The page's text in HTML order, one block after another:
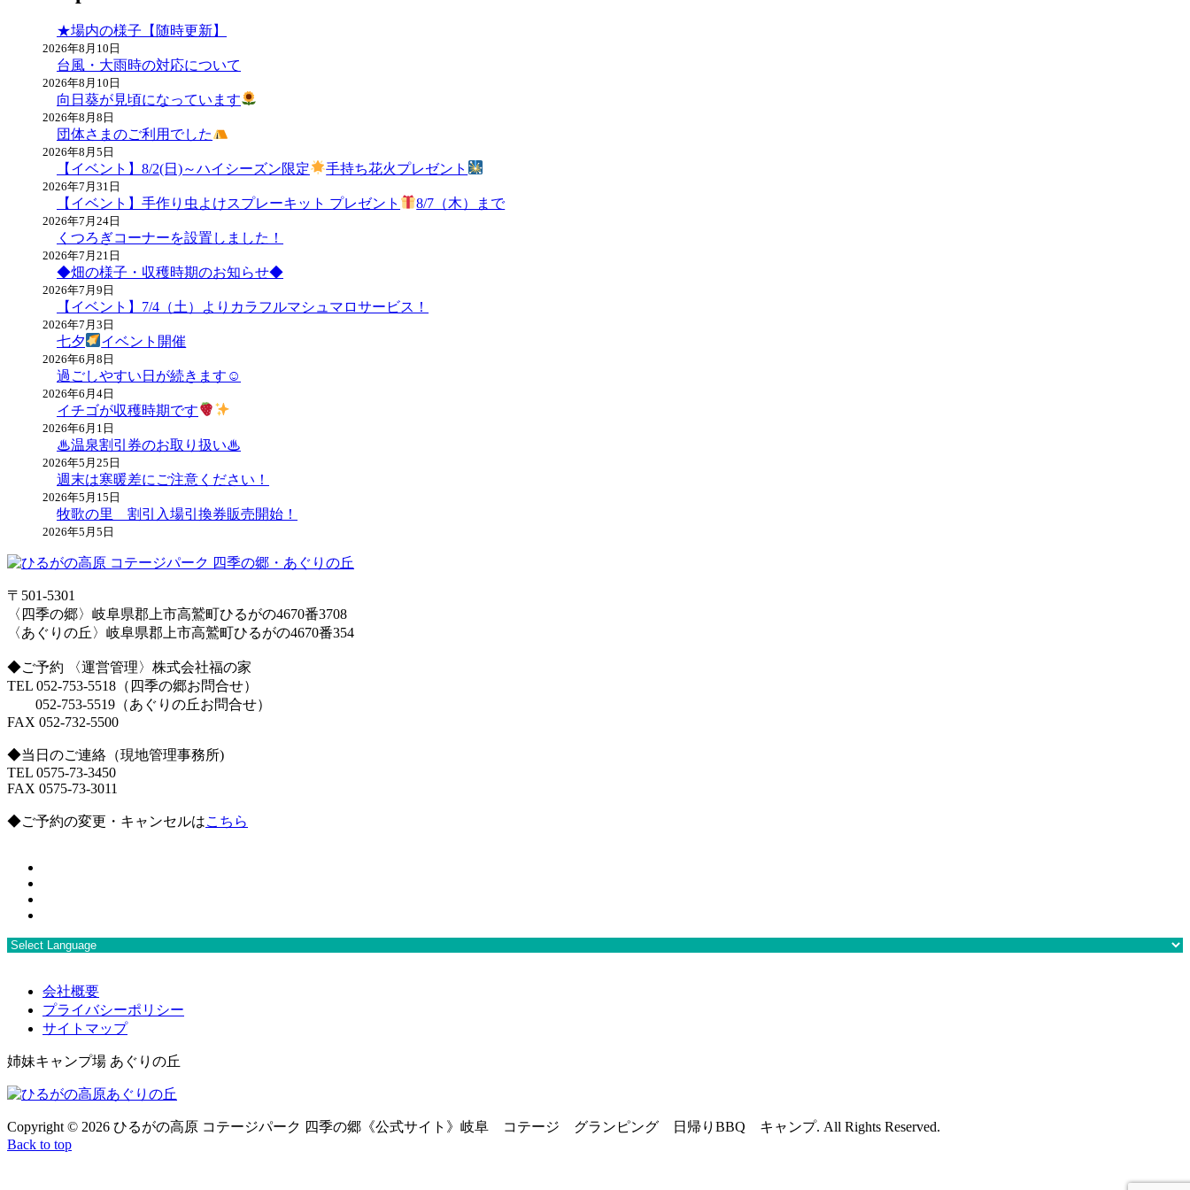
★場内の様子【随時更新】
2026年8月10日
台風・大雨時の対応について
2026年8月10日
向日葵が見頃になっています
2026年8月8日
団体さまのご利用でした
2026年8月5日
【イベント】8/2(日)～ハイシーズン限定 手持ち花火プレゼント
2026年7月31日
【イベント】手作り虫よけスプレーキット プレゼント 8/7（木）まで
2026年7月24日
くつろぎコーナーを設置しました！
2026年7月21日
◆畑の様子・収穫時期のお知らせ◆
2026年7月9日
【イベント】7/4（土）よりカラフルマシュマロサービス！
2026年7月3日
七夕 イベント開催
2026年6月8日
過ごしやすい日が続きます☺
2026年6月4日
イチゴが収穫時期です
2026年6月1日
♨温泉割引券のお取り扱い♨
2026年5月25日
週末は寒暖差にご注意ください！
2026年5月15日
牧歌の里 割引入場引換券販売開始！
2026年5月5日
〒501-5301
〈四季の郷〉岐阜県郡上市高鷲町ひるがの4670番3708
〈あぐりの丘〉岐阜県郡上市高鷲町ひるがの4670番354
◆ご予約 〈運営管理〉株式会社福の家
TEL 052-753-5518（四季の郷お問合せ）
052-753-5519（あぐりの丘お問合せ）
FAX 052-732-5500
◆当日のご連絡（現地管理事務所)
TEL 0575-73-3450
FAX 0575-73-3011
◆ご予約の変更・キャンセルはこちら
会社概要
プライバシーポリシー
サイトマップ
姉妹キャンプ場 あぐりの丘
Copyright © 2026 ひるがの高原 コテージパーク 四季の郷《公式サイト》岐阜 コテージ グランピング 日帰りBBQ キャンプ. All Rights Reserved.
Back to top